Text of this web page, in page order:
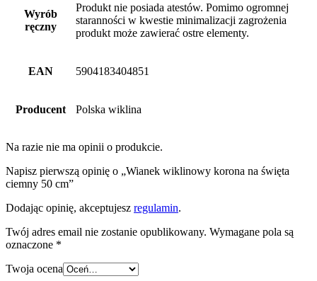
Wyrób
ręczny
Produkt nie posiada atestów. Pomimo ogromnej
staranności w kwestie minimalizacji zagrożenia
produkt może zawierać ostre elementy.
EAN 5904183404851
Producent Polska wiklina
Na razie nie ma opinii o produkcie.
Napisz pierwszą opinię o „Wianek wiklinowy korona na święta
ciemny 50 cm”
Dodając opinię, akceptujesz regulamin.
Twój adres email nie zostanie opublikowany. Wymagane pola są
oznaczone *
Twoja ocena